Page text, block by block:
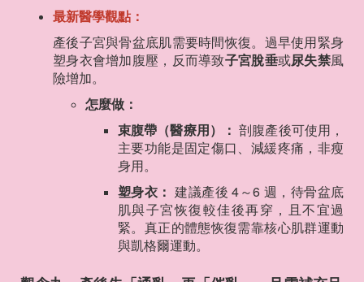
最新醫學觀點：
產後子宮與骨盆底肌需要時間恢復。過早使用緊身
塑身衣會增加腹壓，反而導致子宮脫垂或尿失禁風
險增加。
怎麼做：
束腹帶（醫療用）： 剖腹產後可使用，
主要功能是固定傷口、減緩疼痛，非瘦
身用。
塑身衣： 建議產後 4～6 週，待骨盆底
肌與子宮恢復較佳後再穿，且不宜過
緊。真正的體態恢復需靠核心肌群運動
與凱格爾運動。